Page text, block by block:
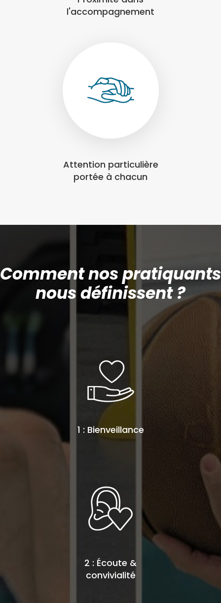
l'accompagnement
Attention particulière
portée à chacun
Comment nos pratiquants
nous définissent ?
2 : Écoute &
convivialité
1 : Bienveillance